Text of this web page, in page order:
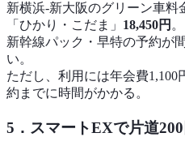
新横浜-新大阪のグリーン車料
「ひかり・こだま」 18,450円 。
新幹線パック・早特の予約が
い。
ただし、利用には年会費
約までに時間がかかる。
5．スマートEXで片道200